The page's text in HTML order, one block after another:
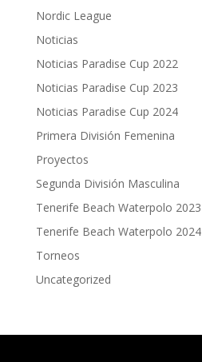
Nordic League
Noticias
Noticias Paradise Cup 2022
Noticias Paradise Cup 2023
Noticias Paradise Cup 2024
Primera División Femenina
Proyectos
Segunda División Masculina
Tenerife Beach Waterpolo 2023
Tenerife Beach Waterpolo 2024
Torneos
Uncategorized